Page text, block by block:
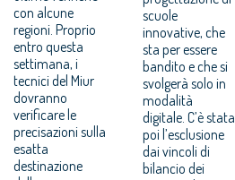
con alcune
regioni. Proprio
entro questa
settimana, i
tecnici del Miur
dovranno
verificare le
precisazioni sulla
esatta
destinazione
scuole
innovative, che
sta per essere
bandito e che si
svolgerà solo in
modalità
digitale. C’è stata
poi l’esclusione
dai vincoli di
bilancio dei